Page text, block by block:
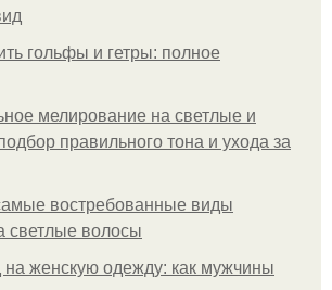
гольфы и гетры: полное
мелирование на светлые и
правильного тона и ухода за
востребованные виды
светлые волосы
на женскую одежду: как мужчины